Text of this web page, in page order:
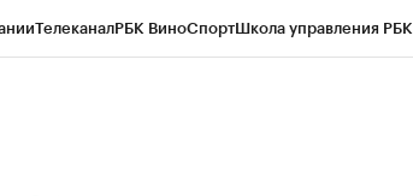
ТелеканалРБК ВиноСпортШкола управления РБК